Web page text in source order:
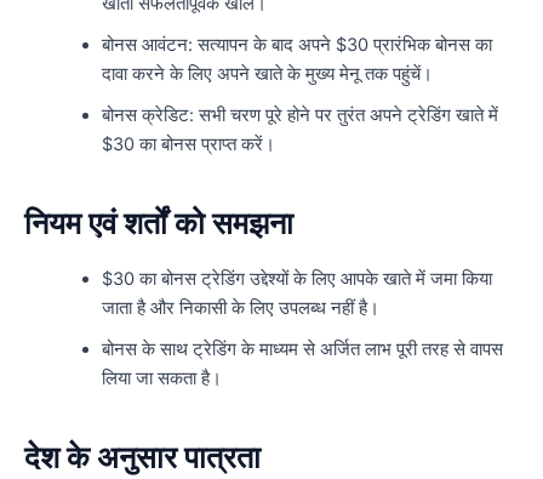
बोनस आवंटन: सत्यापन के बाद अपने $30 प्रारंभिक बोनस का
दावा करने के लिए अपने खाते के मुख्य मेनू तक पहुंचें।
बोनस क्रेडिट: सभी चरण पूरे होने पर तुरंत अपने ट्रेडिंग खाते में
$30 का बोनस प्राप्त करें।
नियम एवं शर्तों को समझना
$30 का बोनस ट्रेडिंग उद्देश्यों के लिए आपके खाते में जमा किया
जाता है और निकासी के लिए उपलब्ध नहीं है।
बोनस के साथ ट्रेडिंग के माध्यम से अर्जित लाभ पूरी तरह से वापस
लिया जा सकता है।
देश के अनुसार पात्रता